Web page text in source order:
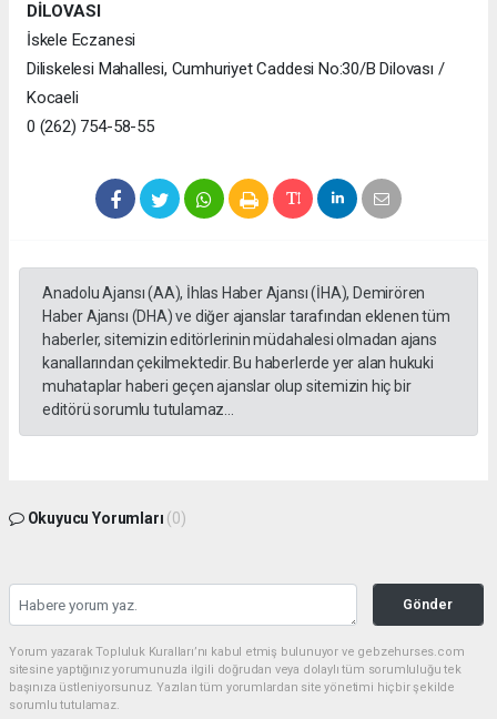
DİLOVASI
İskele Eczanesi
Diliskelesi Mahallesi, Cumhuriyet Caddesi No:30/B Dilovası /
Kocaeli
0 (262) 754-58-55
Anadolu Ajansı (AA), İhlas Haber Ajansı (İHA), Demirören
Haber Ajansı (DHA) ve diğer ajanslar tarafından eklenen tüm
haberler, sitemizin editörlerinin müdahalesi olmadan ajans
kanallarından çekilmektedir. Bu haberlerde yer alan hukuki
muhataplar haberi geçen ajanslar olup sitemizin hiç bir
editörü sorumlu tutulamaz...
Okuyucu Yorumları (0)
Gönder
Yorum yazarak Topluluk Kuralları’nı kabul etmiş bulunuyor ve gebzehurses.com
sitesine yaptığınız yorumunuzla ilgili doğrudan veya dolaylı tüm sorumluluğu tek
başınıza üstleniyorsunuz. Yazılan tüm yorumlardan site yönetimi hiçbir şekilde
sorumlu tutulamaz.